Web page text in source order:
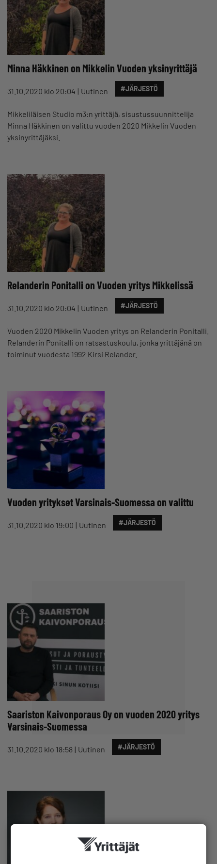
Minna Häkkinen on Mikkelin Vuoden yksinyrittäjä
31.10.2020 klo 20:04 Uutinen #JÄRJESTÖ
Mikkeliläisen Studio m3:n yrittäjä, sisustussuunnittelija
Minna Häkkinen on valittu vuoden 2020 Mikkelin Vuoden
yksinyrittäjäksi.
Relanderin Ponitalli on Vuoden yritys Mikkelissä
31.10.2020 klo 20:04 Uutinen #JÄRJESTÖ
Vuoden 2020 Mikkelin Vuoden yritys on Relanderin Ponitalli.
Relanderin Ponitalli on ratsastuskoulu, jonka yrittäjänä on
toiminut vuodesta 1992 Kirsi Relander.
Vuoden yritykset Varsinais-Suomessa on valittu
31.10.2020 klo 19:00 Uutinen #JÄRJESTÖ
Saariston Kaivonporaus Oy on vuoden 2020 yritys
Varsinais-Suomessa
31.10.2020 klo 18:58 Uutinen #JÄRJESTÖ